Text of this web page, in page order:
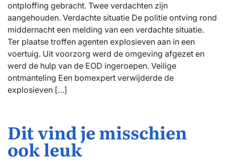
ontploffing gebracht. Twee verdachten zijn
aangehouden. Verdachte situatie De politie ontving rond
middernacht een melding van een verdachte situatie.
Ter plaatse troffen agenten explosieven aan in een
voertuig. Uit voorzorg werd de omgeving afgezet en
werd de hulp van de EOD ingeroepen. Veilige
ontmanteling Een bomexpert verwijderde de
explosieven […]
Dit vind je misschien
ook leuk